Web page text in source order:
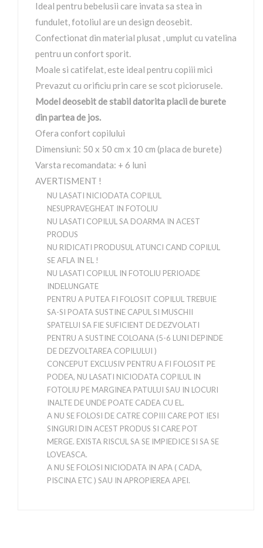
Ideal pentru bebelusii care invata sa stea in
fundulet, fotoliul are un design deosebit.
Confectionat din material plusat , umplut cu vatelina
pentru un confort sporit.
Moale si catifelat, este ideal pentru copiii mici
Prevazut cu orificiu prin care se scot piciorusele.
Model deosebit de stabil datorita placii de burete
din partea de jos.
Ofera confort copilului
Dimensiuni: 50 x 50 cm x 10 cm (placa de burete)
Varsta recomandata: + 6 luni
AVERTISMENT !
NU LASATI NICIODATA COPILUL
NESUPRAVEGHEAT IN FOTOLIU
NU LASATI COPILUL SA DOARMA IN ACEST
PRODUS
NU RIDICATI PRODUSUL ATUNCI CAND COPILUL
SE AFLA IN EL !
NU LASATI COPILUL IN FOTOLIU PERIOADE
INDELUNGATE
PENTRU A PUTEA FI FOLOSIT COPILUL TREBUIE
SA-SI POATA SUSTINE CAPUL SI MUSCHII
SPATELUI SA FIE SUFICIENT DE DEZVOLATI
PENTRU A SUSTINE COLOANA (5-6 LUNI DEPINDE
DE DEZVOLTAREA COPILULUI )
CONCEPUT EXCLUSIV PENTRU A FI FOLOSIT PE
PODEA, NU LASATI NICIODATA COPILUL IN
FOTOLIU PE MARGINEA PATULUI SAU IN LOCURI
INALTE DE UNDE POATE CADEA CU EL.
A NU SE FOLOSI DE CATRE COPIII CARE POT IESI
SINGURI DIN ACEST PRODUS SI CARE POT
MERGE. EXISTA RISCUL SA SE IMPIEDICE SI SA SE
LOVEASCA.
A NU SE FOLOSI NICIODATA IN APA ( CADA,
PISCINA ETC ) SAU IN APROPIEREA APEI.